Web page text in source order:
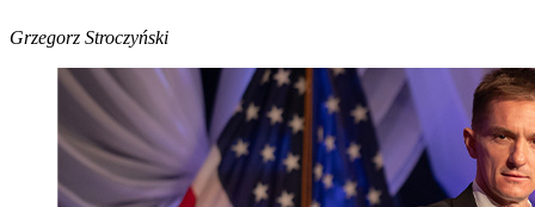
Grzegorz Stroczyński